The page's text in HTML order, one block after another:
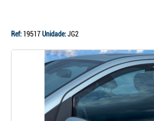
Ref: 19517Unidade:JG2